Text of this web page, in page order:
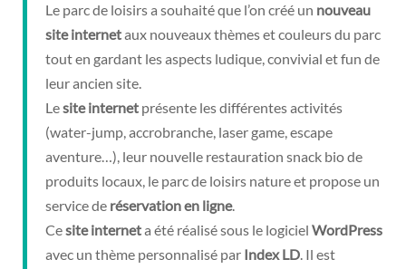
Le parc de loisirs a souhaité que l’on créé un nouveau
site internetaux nouveaux thèmes et couleurs du parc
tout en gardant les aspects ludique, convivial et fun de
leur ancien site.
Lesite internet présente les différentes activités
(water-jump, accrobranche, laser game, escape
aventure…), leur nouvelle restauration snack bio de
produits locaux, le parc de loisirs nature et propose un
service de réservationen ligne.
Cesite interneta été réalisé sous le logiciel WordPress
avec un thème personnalisé par Index LD. Il est